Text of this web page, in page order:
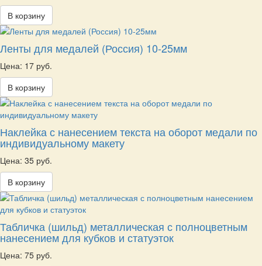
В корзину
Ленты для медалей (Россия) 10-25мм
Цена: 17 руб.
В корзину
Наклейка с нанесением текста на оборот медали по
индивидуальному макету
Цена: 35 руб.
В корзину
Табличка (шильд) металлическая с полноцветным
нанесением для кубков и статуэток
Цена: 75 руб.